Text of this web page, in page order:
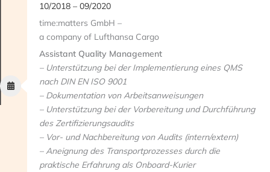
10/2018 – 09/2020
time:matters GmbH –
a company of Lufthansa Cargo
Assistant Quality Management
– Unterstützung bei der Implementierung eines QMS
nach DIN EN ISO 9001
– Dokumentation von Arbeitsanweisungen
– Unterstützung bei der Vorbereitung und Durchführung
des Zertifizierungsaudits
– Vor- und Nachbereitung von Audits (intern/extern)
– Aneignung des Transportprozesses durch die
praktische Erfahrung als Onboard-Kurier